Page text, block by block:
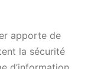
apporte de
la sécurité